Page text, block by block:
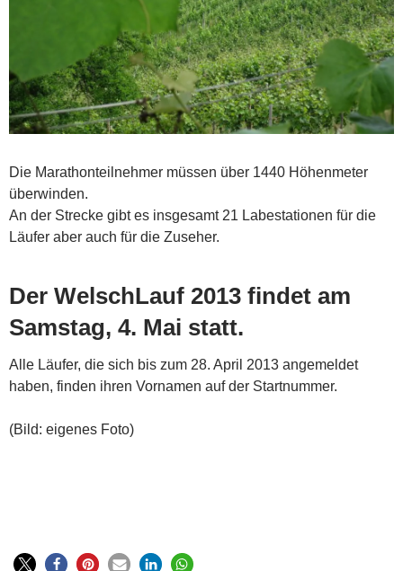
Die Marathonteilnehmer müssen über 1440 Höhenmeter
überwinden.
An der Strecke gibt es insgesamt 21 Labestationen für die
Läufer aber auch für die Zuseher.
Der WelschLauf 2013 findet am
Samstag, 4. Mai statt.
Alle Läufer, die sich bis zum 28. April 2013 angemeldet
haben, finden ihren Vornamen auf der Startnummer.
(Bild: eigenes Foto)